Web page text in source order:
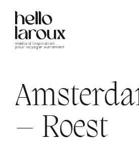
média d’inspiration
pour voyager autrement
– Roest